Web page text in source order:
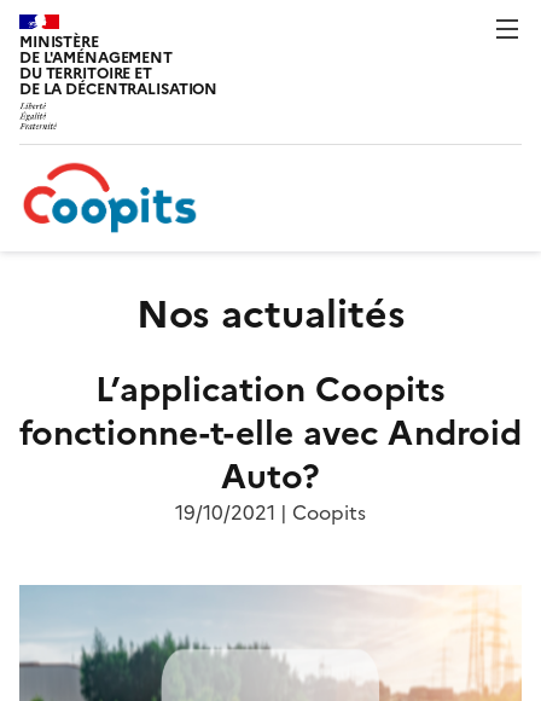
MINISTÈRE
DE L'AMÉNAGEMENT
DU TERRITOIRE ET
DE LA DÉCENTRALISATION
Nos actualités
L’application Coopits
fonctionne-t-elle avec Android
Auto?
19/10/2021 | Coopits